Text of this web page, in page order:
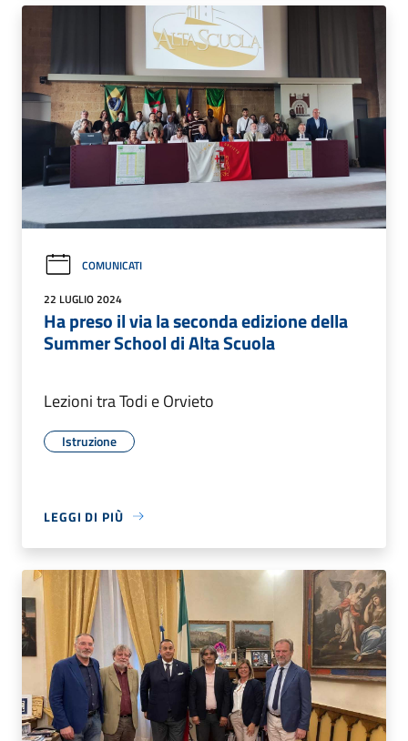
COMUNICATI
22 LUGLIO 2024
Ha preso il via la seconda edizione della
Summer School di Alta Scuola
Lezioni tra Todi e Orvieto
Istruzione
LEGGI DI PIÙ